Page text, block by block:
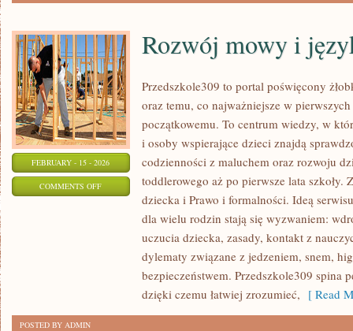
FEBRUARY - 15 - 2026
COMMENTS OFFON
Rozwój mowy i
Przedszkole309 to portal poświęcony
oraz temu, co najważniejsze w
początkowemu. To centrum wiedzy, w
i osoby wspierające dzieci znajdą
codzienności z maluchem oraz rozwoju
toddlerowego aż po pierwsze lata szkoły.
dziecka i Prawo i formalności. Ideą
dla wielu rodzin stają się wyzwaniem:
uczucia dziecka, zasady, kontakt z
dylematy związane z jedzeniem, snem,
bezpieczeństwem. Przedszkole309 spina
dzięki czemu łatwiej zrozumieć, [ Read
POSTED BY ADMIN